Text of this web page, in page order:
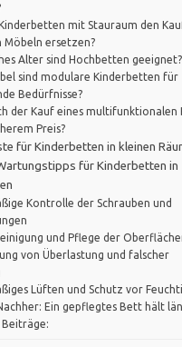
mit Stauraum den
Möbeln ersetzen?
Alter sind Hochbetten geeignet?
sind modulare Kinderbetten für
Bedürfnisse?
der Kauf eines multifunktionalen
Preis?
für Kinderbetten in kleinen
für Kinderbetten in
Kontrolle der Schrauben und
und Pflege der
von Überlastung und falscher
Lüften und Schutz vor
Ein gepflegtes Bett hält
Beiträge: